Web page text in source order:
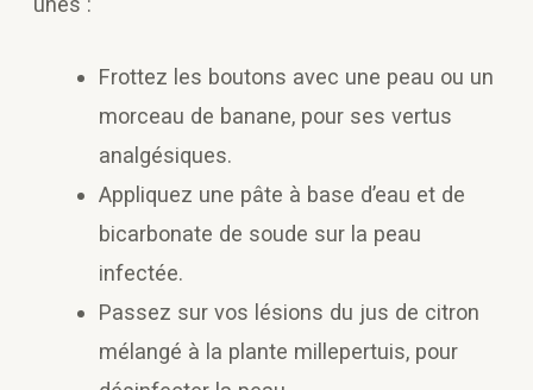
Frottez les boutons avec une peau ou un
morceau de banane, pour ses vertus
analgésiques.
Appliquez une pâte à base d’eau et de
bicarbonate de soude sur la peau
infectée.
Passez sur vos lésions du jus de citron
mélangé à la plante millepertuis, pour